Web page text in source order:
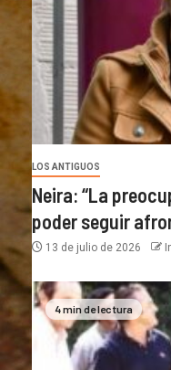
LOS ANTIGUOS
Neira: “La
poder seguir
13 de julio de 2026
4 min de lectura